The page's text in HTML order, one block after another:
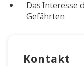
Das Interesse
Gefährten
Kontakt